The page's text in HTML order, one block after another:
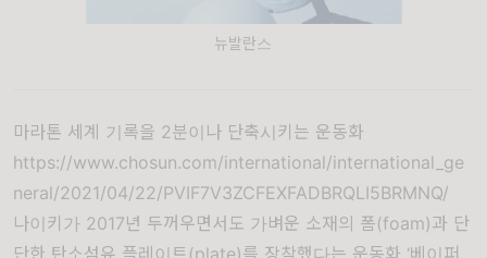
뉴발란스
마라톤 세계 기록을 2분이나 단축시키는 운동화
https://www.chosun.com/international/international_ge
neral/2021/04/22/PVIF7V3ZCFEXFADBRQLI5BRMNQ/
나이키가 2017년 두꺼우면서도 가벼운 소재의 폼(foam)과 단